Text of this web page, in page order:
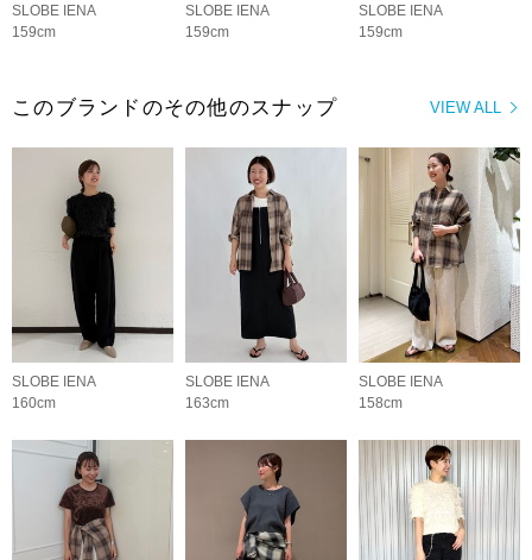
SLOBE IENA
159cm
SLOBE IENA
159cm
SLOBE IENA
159cm
VIEW ALL
このブランドのその他のスナップ
SLOBE IENA
160cm
SLOBE IENA
163cm
SLOBE IENA
158cm